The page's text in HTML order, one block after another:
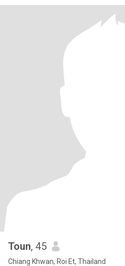
Toun, 45
Chiang Khwan, Roi Et, Thailand